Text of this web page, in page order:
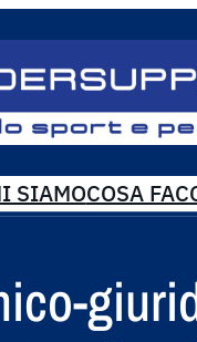
SIAMOCOSA